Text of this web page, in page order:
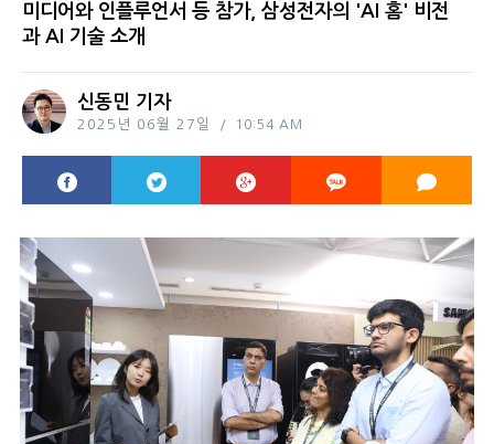
미디어와 인플루언서 등 참가, 삼성전자의 'AI 홈' 비전
과 AI 기술 소개
신동민 기자
2025년 06월 27일 10:54 AM